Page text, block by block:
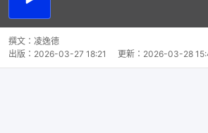
播
撰文： 凌逸德
出版： 2026-03-27 18:21 更新： 2026-03-28